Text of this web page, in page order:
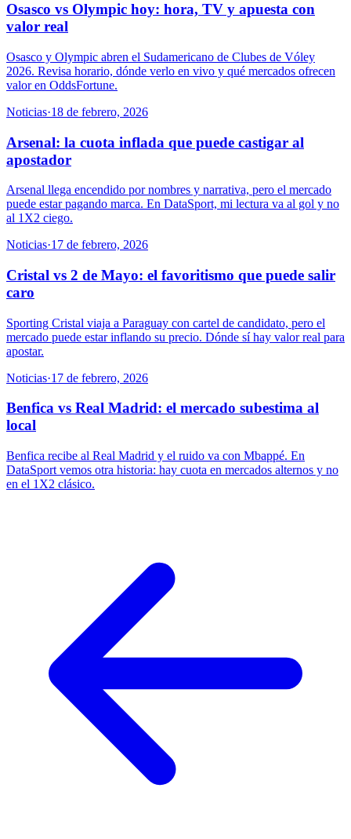
Osasco vs Olympic hoy: hora, TV y apuesta con
valor real
Osasco y Olympic abren el Sudamericano de Clubes de Vóley
2026. Revisa horario, dónde verlo en vivo y qué mercados ofrecen
valor en OddsFortune.
Noticias·18 de febrero, 2026
Arsenal: la cuota inflada que puede castigar al
apostador
Arsenal llega encendido por nombres y narrativa, pero el mercado
puede estar pagando marca. En DataSport, mi lectura va al gol y no
al 1X2 ciego.
Noticias·17 de febrero, 2026
Cristal vs 2 de Mayo: el favoritismo que puede salir
caro
Sporting Cristal viaja a Paraguay con cartel de candidato, pero el
mercado puede estar inflando su precio. Dónde sí hay valor real para
apostar.
Noticias·17 de febrero, 2026
Benfica vs Real Madrid: el mercado subestima al
local
Benfica recibe al Real Madrid y el ruido va con Mbappé. En
DataSport vemos otra historia: hay cuota en mercados alternos y no
en el 1X2 clásico.